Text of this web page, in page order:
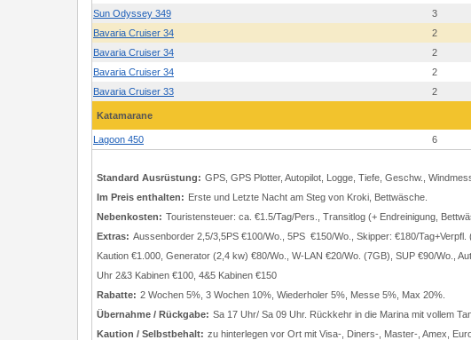
Sun Odyssey 349
3
Bavaria Cruiser 34
2
Bavaria Cruiser 34
2
Bavaria Cruiser 34
2
Bavaria Cruiser 33
2
Katamarane
Lagoon 450 6
Standard Ausrüstung: GPS, GPS Plotter, Autopilot, Logge, Tiefe, Geschw.,
Im Preis enthalten: Erste und Letzte Nacht am Steg von Kroki, Bettwäsche.
Nebenkosten: Touristensteuer: ca. €1.5/Tag/Pers., Transitlog (+ Endreinigung,
Extras: Aussenborder 2,5/3,5PS €100/Wo., 5PS €150/Wo., Skipper: €180/
Kaution €1.000, Generator (2,4 kw) €80/Wo., W-LAN €20/Wo. (7GB), SUP €90/Wo.,
Uhr 2&3 Kabinen €100, 4&5 Kabinen €150
Rabatte: 2 Wochen 5%, 3 Wochen 10%, Wiederholer 5%, Messe 5%, Max 20%.
Übernahme / Rückgabe: Sa 17 Uhr/ Sa 09 Uhr. Rückkehr in die Marina mit vollem
Kaution / Selbstbehalt: zu hinterlegen vor Ort mit Visa-, Diners-, Master-, Amex,